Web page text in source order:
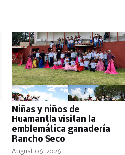
Niñas y niños de
Huamantla visitan la
emblemática ganadería
Rancho Seco
August 06, 2026